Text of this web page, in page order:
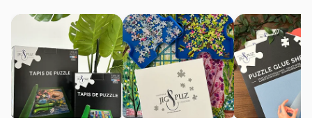
Schmidt-Spiele-58029
EAN 4001504580292
Nombre de pièces 1000 pièces